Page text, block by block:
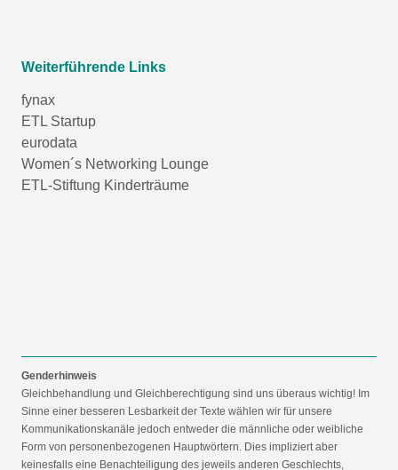
Weiterführende Links
fynax
ETL Startup
eurodata
Women´s Networking Lounge
ETL-Stiftung Kinderträume
Genderhinweis
Gleichbehandlung und Gleichberechtigung sind uns überaus wichtig! Im
Sinne einer besseren Lesbarkeit der Texte wählen wir für unsere
Kommunikationskanäle jedoch entweder die männliche oder weibliche
Form von personenbezogenen Hauptwörtern. Dies impliziert aber
keinesfalls eine Benachteiligung des jeweils anderen Geschlechts,